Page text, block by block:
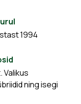
1994
Valikus
ning isegi